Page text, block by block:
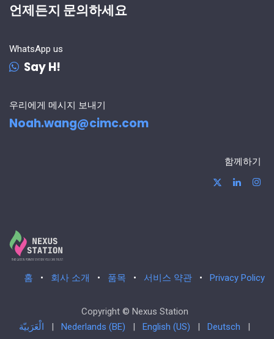
언제든지 문의하세요
WhatsApp us
Say H!
우리에게 메시지 보내기
Noah.wang@cimc.com
함께하기
홈 • 회사 소개 • 품목 • 서비스 약관 • Privacy Policy
Copyright © Nexus Station
الْعَرَبيّة
| Nederlands (BE) | English (US) | Deutsch
|